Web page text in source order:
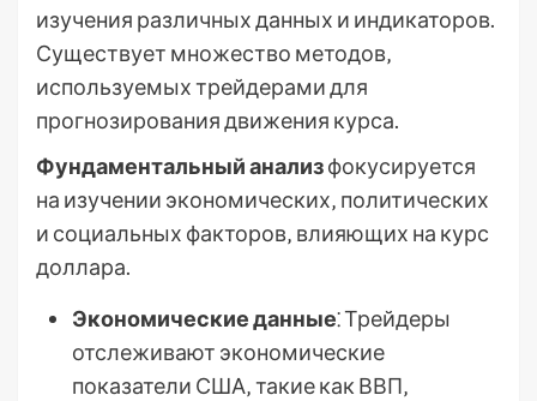
изучения различных данных и индикаторов.
Существует множество методов‚
используемых трейдерами для
прогнозирования движения курса.
Фундаментальный анализфокусируется
на изучении экономических‚ политических
и социальных факторов‚ влияющих на курс
доллара.
Экономические данные⁚ Трейдеры
отслеживают экономические
показатели США‚ такие как ВВП‚